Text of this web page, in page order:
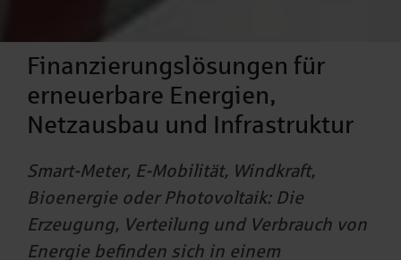
Finanzierungslösungen für
erneuerbare Energien,
Netzausbau und Infrastruktur
Smart-Meter, E-Mobilität, Windkraft,
Bioenergie oder Photovoltaik: Die
Erzeugung, Verteilung und Verbrauch von
Energie befinden sich in einem